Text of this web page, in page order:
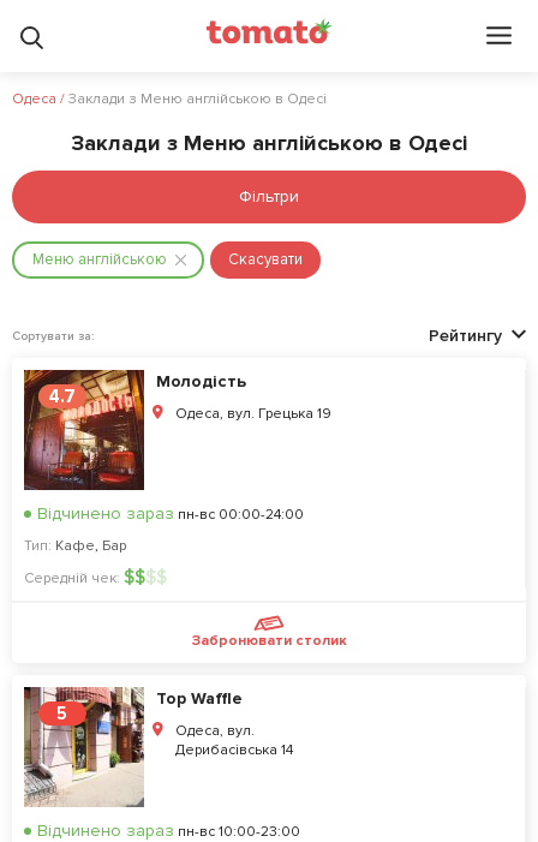
Одеса / Заклади з Меню англійською в Одесі
Заклади з Меню англійською в Одесі
Фільтри
Меню англiйською Скасувати
Сортувати за: Рейтингу
4.7
Молодість
Одеса, вул. Грецька 19
Відчинено зараз пн-вс 00:00-24:00
Тип: Кафе, Бар
Середній чек: $$$$
Забронювати столик
5
Top Waffle
Одеса, вул.
Дерибасівська 14
Відчинено зараз пн-вс 10:00-23:00